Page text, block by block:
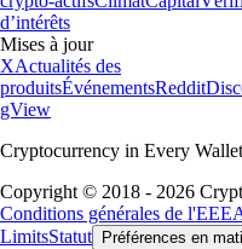
d’intérêts
Mises à jour
XActualités des
produitsÉvénementsReddit
gView
Cryptocurrency in Every
Copyright © 2018 - 2026
Conditions générales de l'EEE
LimitsStatut Préférences en